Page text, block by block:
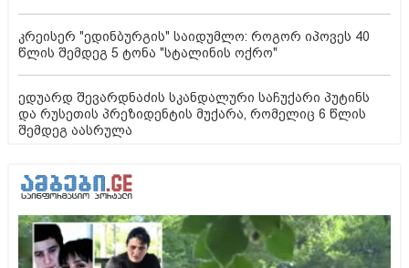
კრეისერ "ედინბურგის" საიდუმლო: როგორ იპოვეს 40
წლის შემდეგ 5 ტონა "სტალინის ოქრო"
ედუარდ შევარდნაძის სკანდალური საჩუქარი პუტინს
და რუსეთის პრეზიდენტის მუქარა, რომელიც 6 წლის
შემდეგ აასრულა